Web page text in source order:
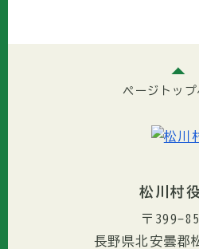
ページトップ
松川村
〒399-
長野県北安曇郡